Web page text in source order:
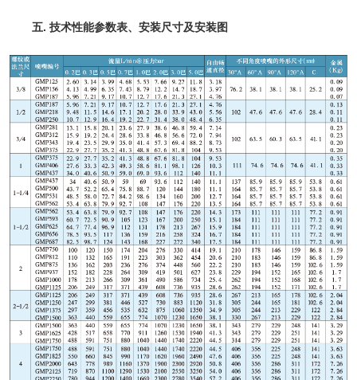
五. 技术性能参数表、安装尺寸及安装图